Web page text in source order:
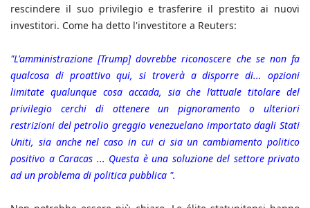
rescindere il suo privilegio e trasferire il prestito ai nuovi
investitori. Come ha detto l'investitore a Reuters:
"L'amministrazione [Trump] dovrebbe riconoscere che se non fa
qualcosa di proattivo qui, si troverà a disporre di... opzioni
limitate qualunque cosa accada, sia che l’attuale titolare del
privilegio cerchi di ottenere un pignoramento o ulteriori
restrizioni del petrolio greggio venezuelano importato dagli Stati
Uniti, sia anche nel caso in cui ci sia un cambiamento politico
positivo a Caracas ... Questa è una soluzione del settore privato
ad un problema di politica pubblica ".